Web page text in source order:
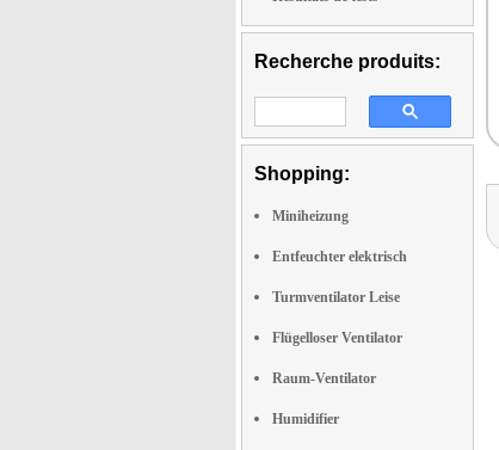
Recherche produits:
Shopping:
Miniheizung
Entfeuchter elektrisch
Turmventilator Leise
Flügelloser Ventilator
Raum-Ventilator
Humidifier